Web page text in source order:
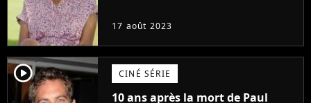
17 août 2023
player2 CINÉ SÉRIE
10 ans après la mort de Paul